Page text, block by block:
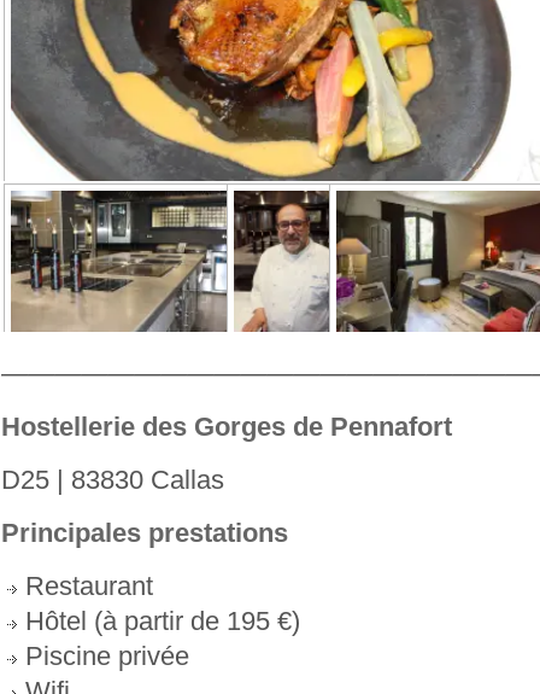
———————————————
Hostellerie des Gorges de Pennafort
D25 | 83830 Callas
Principales prestations
Restaurant
Hôtel (à partir de 195 €)
Piscine privée